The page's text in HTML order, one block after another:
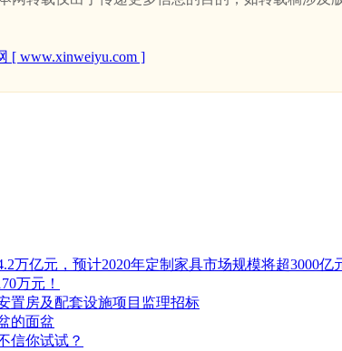
[ www.xinweiyu.com ]
万亿元，预计2020年定制家具市场规模将超3000亿
万元！
置房及配套设施项目监理招标
的面盆
信你试试？